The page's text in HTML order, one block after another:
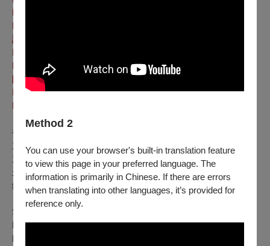
Method 2
You can use your browser's built-in translation feature
to view this page in your preferred language. The
information is primarily in Chinese. If there are errors
when translating into other languages, it’s provided for
reference only.
Mutil txaleko gorri
Basque folk song; Arr. Junkal Guerrero (b. 1968)
謠 葛雷洛／編曲
Irairon
Basque folk song; Arr. David Azurza (b. 1968)
阿蘇爾薩／編曲
Isildu nahi ez den hura｜不願沉默的人
Music by Iker González (b. 1976)
補 助｜文化部
主辦單位｜財團法人台北愛樂文教基金會、台北愛樂合唱團
主要贊助｜台積電文教基金會、英業達集團公益慈善基金會、
永真教育基金會、王道銀行教育基金會、林孝信文化基金會、
鈊象電子股份有限公司
掌握台北國際合唱音樂節、台北國際合唱大賽第一手資訊➤
Facebook粉絲專頁｜
https://lihi3.cc/neyTK